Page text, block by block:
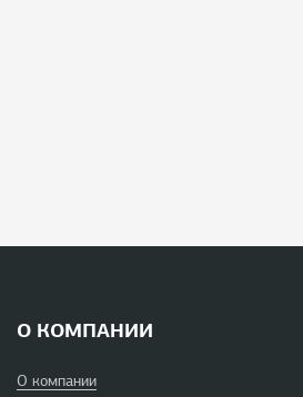
О КОМПАНИИ
О компании